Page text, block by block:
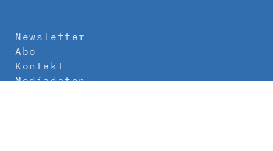
Newsletter
Abo
Kontakt
Mediadaten